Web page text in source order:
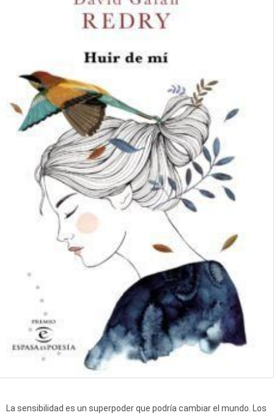
La sensibilidad es un superpoder que podría cambiar el mundo. Los